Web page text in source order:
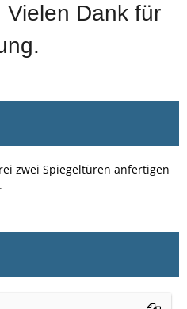
Dank für
zwei Spiegeltüren anfertigen